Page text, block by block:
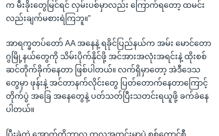
က မီးခိုးတွေမြင်ရင် လှမ်းပစ်မှာလည်း ကြောက်ရတော့ ထမင်း
လည်းချက်မစားရဲကြဘူ။”
အာရက္ခတပ်တော် AA အနေနဲ့ ရခိုင်ပြည်နယ်က အမ်း မောင်တော
ဂွမြို့နယ်တွေကို သိမ်းပိုက်နိုင်ဖို့ အင်အားအလုံးအရင်းနဲ့ ထိုးစစ်
ဆင်တိုက်ခိုက်နေတာ ဖြစ်ပါတယ်။ လက်ရှိမှာတော့ အဲဒီဒေသ
တွေမှာ ဖုန်းနဲ့ အင်တာနက်လိုင်းတွေ ပြတ်တောက်နေတာကြောင့်
တိုက်ပွဲ အခြေ အနေတွေနဲ့ ပတ်သတ်ပြီးသတင်းရယူဖို့ ခက်ခဲနေ
ပါတယ်။
ပြီးခဲ့တဲ့ အောက်တိုဘာလ တလအတွင်းမှာပဲ စစ်ကောင်စီ